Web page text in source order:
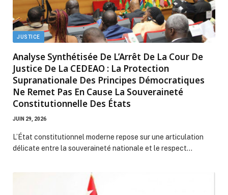
JUSTICE
Analyse Synthétisée De L’Arrêt De La Cour De
Justice De La CEDEAO : La Protection
Supranationale Des Principes Démocratiques
Ne Remet Pas En Cause La Souveraineté
Constitutionnelle Des États
JUIN 29, 2026
L’État constitutionnel moderne repose sur une articulation
délicate entre la souveraineté nationale et le respect…